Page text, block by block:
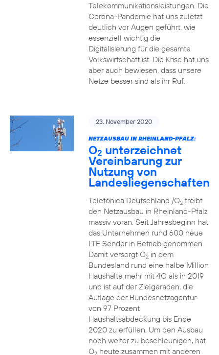
Telekommunikationsleistungen. Die
Corona-Pandemie hat uns zuletzt
deutlich vor Augen geführt, wie
essenziell wichtig die
Digitalisierung für die gesamte
Volkswirtschaft ist. Die Krise hat uns
aber auch bewiesen, dass unsere
Netze besser sind als ihr Ruf.
23. November 2020
NETZAUSBAU IN RHEINLAND-PFALZ:
O2 unterzeichnet
Vereinbarung zur
Nutzung von
Landesliegenschaften
Telefónica Deutschland /O2treibt
den Netzausbau in Rheinland-Pfalz
massiv voran. Seit Jahresbeginn hat
das Unternehmen rund 600 neue
LTE Sender in Betrieb genommen.
Damit versorgt O2in dem
Bundesland rund eine halbe Million
Haushalte mehr mit 4G als in 2019
und ist auf der Zielgeraden, die
Auflage der Bundesnetzagentur
von 97 Prozent
Haushaltsabdeckung bis Ende
2020 zu erfüllen. Um den Ausbau
noch weiter zu beschleunigen, hat
O2heute zusammen mit anderen